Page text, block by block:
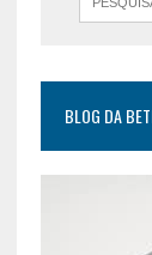
BLOG DA